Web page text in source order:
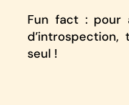
Fun fact : pour
seul !